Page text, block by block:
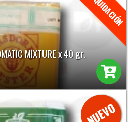
MIXTURE x 40 gr.